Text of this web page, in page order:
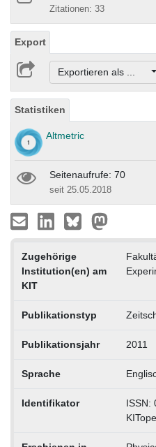
Zitationen: 33
Export
Exportieren als ...
Statistiken
Altmetric
Seitenaufrufe: 70
seit 25.05.2018
Zugehörige
Institution(en) am
KIT
Publikationstyp
Publikationsjahr 2011
Sprache
Identifikator
ISSN: